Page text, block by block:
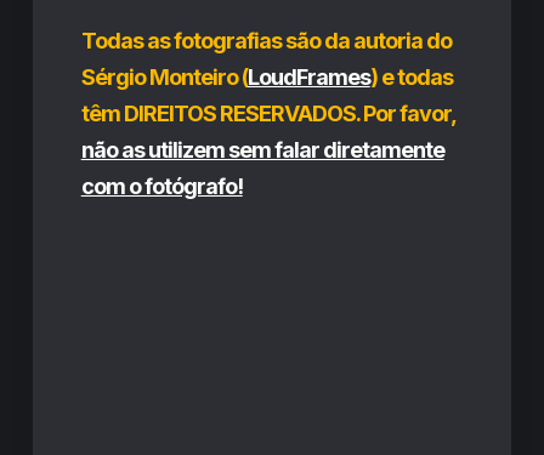
Todas as fotografias são da autoria do
Sérgio Monteiro (LoudFrames) e todas
têm DIREITOS RESERVADOS. Por favor,
não as utilizem sem falar diretamente
com o fotógrafo!